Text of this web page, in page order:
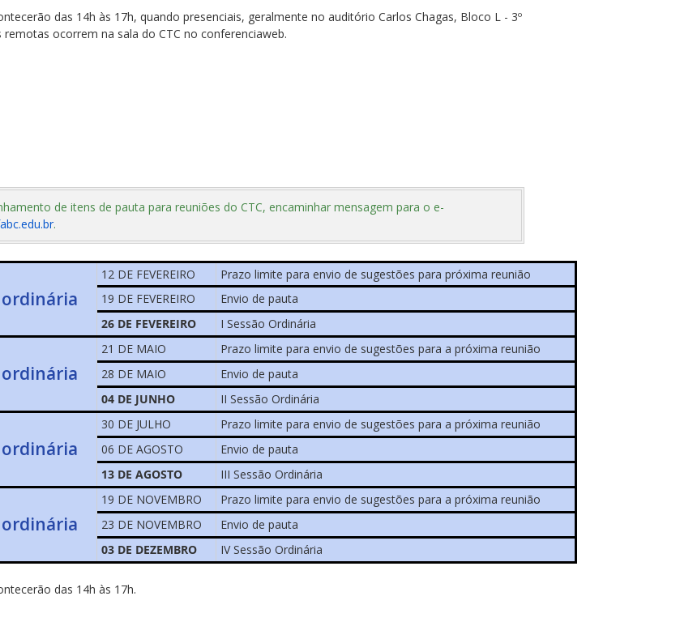
das 14h às 17h, quando presenciais, geralmente no auditório Carlos Chagas, Bloco L - 3º
remotas ocorrem na sala do CTC no conferenciaweb.
de itens de pauta para reuniões do CTC, encaminhar mensagem para o e-
.
ordinária
12 DE FEVEREIRO
Prazo limite para envio de sugestões para próxima reunião
19 DE FEVEREIRO
Envio de pauta
26 DE FEVEREIRO
I Sessão Ordinária
ordinária
21 DE MAIO
Prazo limite para envio de sugestões para a próxima reunião
28 DE MAIO
Envio de pauta
04 DE JUNHO
II Sessão Ordinária
ordinária
30 DE JULHO
Prazo limite para envio de sugestões para a próxima reunião
06 DE AGOSTO
Envio de pauta
13 DE AGOSTO
III Sessão Ordinária
ordinária
19 DE NOVEMBRO
Prazo limite para envio de sugestões para a próxima reunião
23 DE NOVEMBRO
Envio de pauta
03 DE DEZEMBRO
IV Sessão Ordinária
das 14h às 17h.